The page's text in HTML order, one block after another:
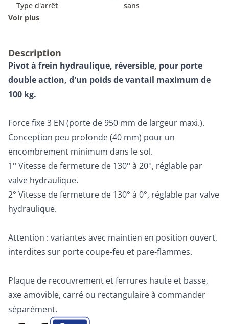
Type d'arrêt
sans
Voir plus
Description
Pivot à frein hydraulique, réversible, pour porte
double action, d'un poids de vantail maximum de
100 kg.
Force fixe 3 EN (porte de 950 mm de largeur maxi.).
Conception peu profonde (40 mm) pour un
encombrement minimum dans le sol.
1° Vitesse de fermeture de 130° à 20°, réglable par
valve hydraulique.
2° Vitesse de fermeture de 130° à 0°, réglable par valve
hydraulique.
Attention : variantes avec maintien en position ouvert,
interdites sur porte coupe-feu et pare-flammes.
Plaque de recouvrement et ferrures haute et basse,
axe amovible, carré ou rectangulaire à commander
séparément.